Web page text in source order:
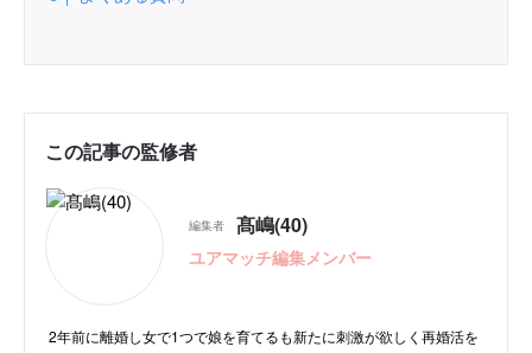
この記事の監修者
編集者 髙嶋(40)
ユアマッチ編集メンバー
2年前に離婚し女で1つで娘を育てるも新たに刺激が欲しく再婚活を